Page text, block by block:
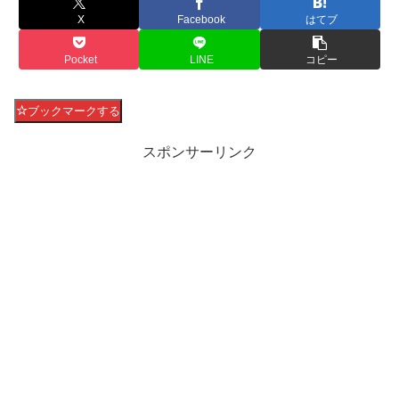
X Facebook はてブ
Pocket LINE コピー
ブックマークする
スポンサーリンク